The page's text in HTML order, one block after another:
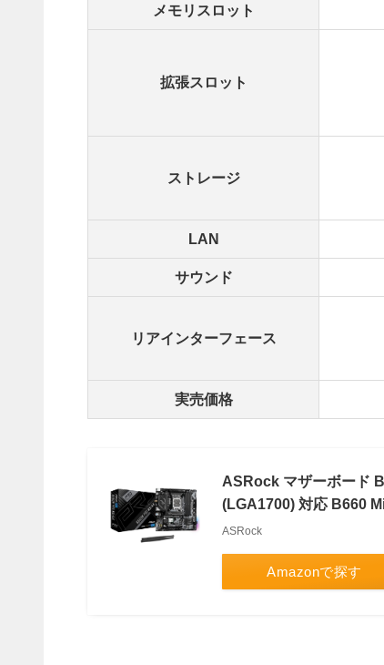
メモリスロット
拡張スロット
ストレージ
LAN
サウンド
リアインターフェース
実売価格
ASRock マザーボード
(LGA1700) 対応 B660
ASRock
Amazonで探す